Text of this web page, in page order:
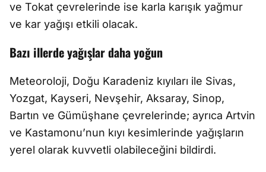
ve Tokat çevrelerinde ise karla karışık yağmur
ve kar yağışı etkili olacak.
Bazı illerde yağışlar daha yoğun
Meteoroloji, Doğu Karadeniz kıyıları ile Sivas,
Yozgat, Kayseri, Nevşehir, Aksaray, Sinop,
Bartın ve Gümüşhane çevrelerinde; ayrıca Artvin
ve Kastamonu’nun kıyı kesimlerinde yağışların
yerel olarak kuvvetli olabileceğini bildirdi.